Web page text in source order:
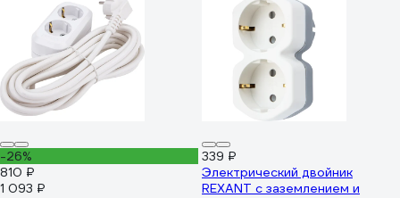
-26%
810 ₽
1 093 ₽
339 ₽
Электрический двойник
REXANT с заземлением и